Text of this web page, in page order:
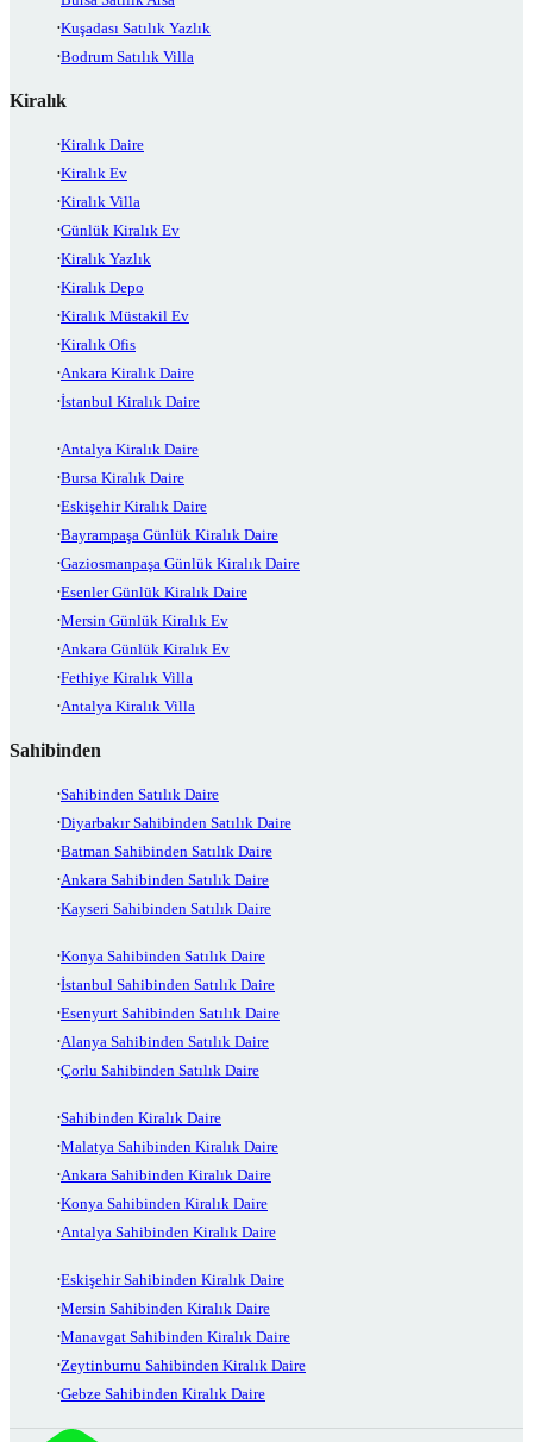
Kuşadası Satılık Yazlık
Bodrum Satılık Villa
Kiralık
Kiralık Daire
Kiralık Ev
Kiralık Villa
Günlük Kiralık Ev
Kiralık Yazlık
Kiralık Depo
Kiralık Müstakil Ev
Kiralık Ofis
Ankara Kiralık Daire
İstanbul Kiralık Daire
Antalya Kiralık Daire
Bursa Kiralık Daire
Eskişehir Kiralık Daire
Bayrampaşa Günlük Kiralık Daire
Gaziosmanpaşa Günlük Kiralık Daire
Esenler Günlük Kiralık Daire
Mersin Günlük Kiralık Ev
Ankara Günlük Kiralık Ev
Fethiye Kiralık Villa
Antalya Kiralık Villa
Sahibinden
Sahibinden Satılık Daire
Diyarbakır Sahibinden Satılık Daire
Batman Sahibinden Satılık Daire
Ankara Sahibinden Satılık Daire
Kayseri Sahibinden Satılık Daire
Konya Sahibinden Satılık Daire
İstanbul Sahibinden Satılık Daire
Esenyurt Sahibinden Satılık Daire
Alanya Sahibinden Satılık Daire
Çorlu Sahibinden Satılık Daire
Sahibinden Kiralık Daire
Malatya Sahibinden Kiralık Daire
Ankara Sahibinden Kiralık Daire
Konya Sahibinden Kiralık Daire
Antalya Sahibinden Kiralık Daire
Eskişehir Sahibinden Kiralık Daire
Mersin Sahibinden Kiralık Daire
Manavgat Sahibinden Kiralık Daire
Zeytinburnu Sahibinden Kiralık Daire
Gebze Sahibinden Kiralık Daire